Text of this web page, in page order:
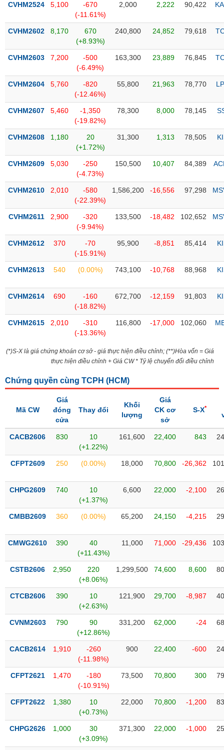
thái
phiếu
mô
thị
Niêm
Niêm
mới
yết
sung
niêm
yết
Theo
dõi
biệt
được
ETF
phiếu
tiết
quan
dịch
chính
tích
thuật
sơ
doanh
Tin
Tâm
thị
trường
CVHM2524 5,100
-670
(-11.61%)
2,000 2,222 90,422
CVHM2602 8,170
670
(+8.93%)
240,800 24,852 79,618
CVHM2603 7,200
-500
(-6.49%)
163,300 23,889 76,845
CVHM2604 5,760
-820
(-12.46%)
55,800 21,963 78,770
CVHM2607 5,460
-1,350
(-19.82%)
78,300 8,000 78,145
CVHM2608 1,180
20
(+1.72%)
31,300 1,313 78,505
CVHM2609 5,030
-250
(-4.73%)
150,500 10,407 84,389
CVHM2610 2,010
-580
(-22.39%)
1,586,200 -16,556 97,298
CVHM2611 2,900
-320
(-9.94%)
133,500 -18,482 102,652
CVHM2612 370
-70
(-15.91%)
95,900 -8,851 85,414
CVHM2613 540 (0.00%) 743,100 -10,768 88,968
CVHM2614 690
-160
(-18.82%)
672,700 -12,159 91,803
CVHM2615 2,010
-310
(-13.36%)
116,800 -17,000 102,060
(*)S-X là giá chứng khoán cơ sở - giá thực hiện điều chỉnh; (**)Hòa vốn = Giá
thực hiện điều chỉnh + Giá CW * Tỷ lệ chuyển đổi điều chỉnh
Chứng quyền cùng TCPH (HCM)
Mã CW
Giá
đóng
cửa
Thay đổi
Khối
lượng
Giá
CK cơ
sở
S-X*
CACB2606 830
10
(+1.22%)
161,600 22,400 843
CFPT2609 250 (0.00%) 18,000 70,800 -26,362
CHPG2609 740
10
(+1.37%)
6,600 22,000 -2,100
CMBB2609 360 (0.00%) 65,200 24,150 -4,215
CMWG2610 390
40
(+11.43%)
11,000 71,000 -29,436
CSTB2606 2,950
220
(+8.06%)
1,299,500 74,600 8,600
CTCB2606 390
10
(+2.63%)
121,900 29,700 -8,987
CVNM2603 790
90
(+12.86%)
331,200 62,000 -24
CACB2614 1,910
-260
(-11.98%)
900 22,400 -600
CFPT2621 1,470
-180
(-10.91%)
73,500 70,800 300
CFPT2622 1,380
10
(+0.73%)
22,000 70,800 -1,200
CHPG2626 1,000
30
(+3.09%)
371,300 22,000 -1,000
NGÀNH
DOANH
NGHIỆP
PHIẾU
PHÁI
TRÁI
CÔNG
ĐẦU
TƯ
LIỆU
TIN
Ngành
(-)
SECTOR
NĂNG
VẬT
CÔNG
DÙNG
THIẾT